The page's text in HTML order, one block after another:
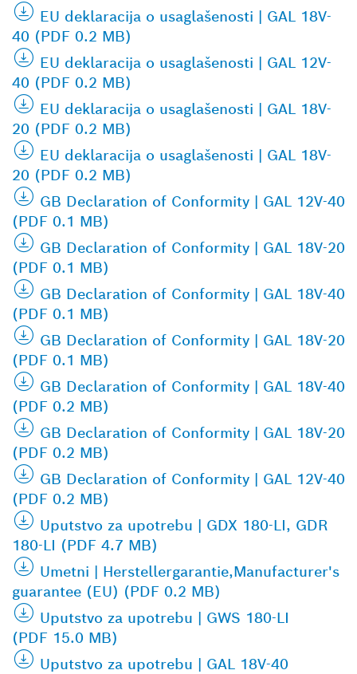
EU deklaracija o usaglašenosti | GAL 18V-
40 (PDF 0.2 MB)
EU deklaracija o usaglašenosti | GAL 12V-
40 (PDF 0.2 MB)
EU deklaracija o usaglašenosti | GAL 18V-
20 (PDF 0.2 MB)
EU deklaracija o usaglašenosti | GAL 18V-
20 (PDF 0.2 MB)
GB Declaration of Conformity | GAL 12V-40
(PDF 0.1 MB)
GB Declaration of Conformity | GAL 18V-20
(PDF 0.1 MB)
GB Declaration of Conformity | GAL 18V-40
(PDF 0.1 MB)
GB Declaration of Conformity | GAL 18V-20
(PDF 0.1 MB)
GB Declaration of Conformity | GAL 18V-40
(PDF 0.2 MB)
GB Declaration of Conformity | GAL 18V-20
(PDF 0.2 MB)
GB Declaration of Conformity | GAL 12V-40
(PDF 0.2 MB)
Uputstvo za upotrebu | GDX 180-LI, GDR
180-LI (PDF 4.7 MB)
Umetni | Herstellergarantie,Manufacturer's
guarantee (EU) (PDF 0.2 MB)
Uputstvo za upotrebu | GWS 180-LI
(PDF 15.0 MB)
Uputstvo za upotrebu | GAL 18V-40